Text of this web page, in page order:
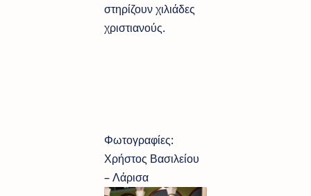
στηρίζουν χιλιάδες
χριστιανούς.
Φωτογραφίες:
Χρήστος Βασιλείου
– Λάρισα